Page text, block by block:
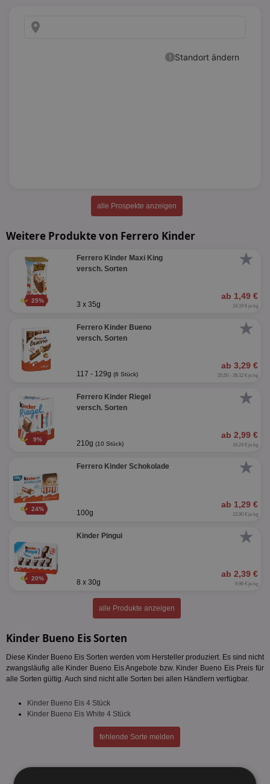
alle Prospekte anzeigen
Weitere Produkte von Ferrero Kinder
★
25%
Ferrero Kinder Maxi King
versch. Sorten
ab 1,49 €
3 x 35g 14,19 € je kg
★
Ferrero Kinder Bueno
versch. Sorten
ab 3,29 €
117 - 129g (6 Stück) 25,50 - 28,12 € je kg
★
9%
Ferrero Kinder Riegel
versch. Sorten
ab 2,99 €
210g (10 Stück) 14,24 € je kg
★
24%
Ferrero Kinder Schokolade
ab 1,29 €
100g 12,90 € je kg
★
20%
Kinder Pingui
ab 2,39 €
8 x 30g 9,96 € je kg
alle Produkte anzeigen
Kinder Bueno Eis Sorten
Diese Kinder Bueno Eis Sorten werden vom Hersteller produziert. Es sind nicht
zwangsläufig alle Kinder Bueno Eis Angebote bzw. Kinder Bueno Eis Preis für
alle Sorten gültig. Auch sind nicht alle Sorten bei allen Händlern verfügbar.
Kinder Bueno Eis 4 Stück
Kinder Bueno Eis White 4 Stück
fehlende Sorte melden